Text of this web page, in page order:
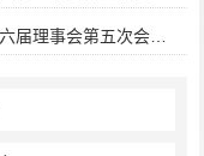
事会第五次会议的通知